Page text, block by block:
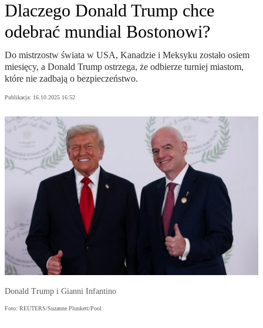
Dlaczego Donald Trump chce
odebrać mundial Bostonowi?
Do mistrzostw świata w USA, Kanadzie i Meksyku zostało osiem
miesięcy, a Donald Trump ostrzega, że odbierze turniej miastom,
które nie zadbają o bezpieczeństwo.
Publikacja: 16.10.2025 16:52
Donald Trump i Gianni Infantino
Foto: REUTERS/Suzanne Plunkett/Pool